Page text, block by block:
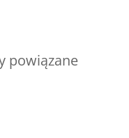
powiązane